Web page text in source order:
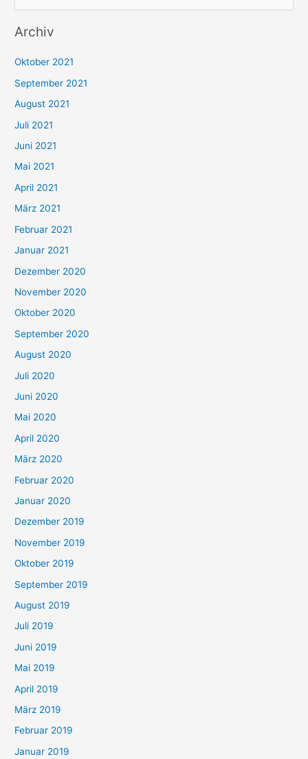
c
n
n
a
c
h
:
Archiv
Oktober 2021
September 2021
August 2021
Juli 2021
Juni 2021
Mai 2021
April 2021
März 2021
Februar 2021
Januar 2021
Dezember 2020
November 2020
Oktober 2020
September 2020
August 2020
Juli 2020
Juni 2020
Mai 2020
April 2020
März 2020
Februar 2020
Januar 2020
Dezember 2019
November 2019
Oktober 2019
September 2019
August 2019
Juli 2019
Juni 2019
Mai 2019
April 2019
März 2019
Februar 2019
Januar 2019